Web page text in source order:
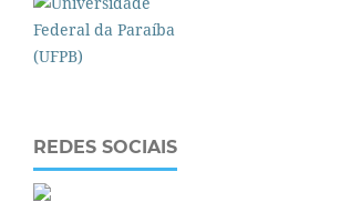
REDES SOCIAIS